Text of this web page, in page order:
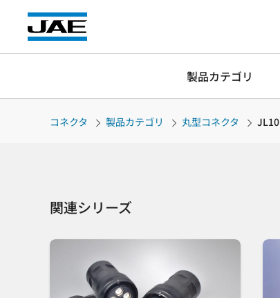
製品カテゴリ
コネクタ 製品カテゴリ 丸型コネクタ JL10
関連シリーズ